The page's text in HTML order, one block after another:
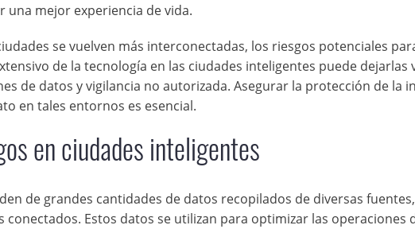
mejor experiencia de vida.
se vuelven más interconectadas, los riesgos potenciales
de la tecnología en las ciudades inteligentes puede dejarlas
de datos y vigilancia no autorizada. Asegurar la protección de la
en tales entornos es esencial.
en ciudades inteligentes
de grandes cantidades de datos recopilados de diversas
conectados. Estos datos se utilizan para optimizar las operaciones